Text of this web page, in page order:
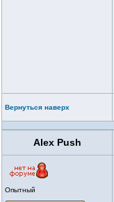
Вернуться наверх
Alex Push
Опытный